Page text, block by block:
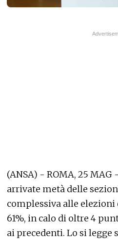
(ANSA) - ROMA, 25 MAG
arrivate metà delle
complessiva alle
61%, in calo di oltre 4
ai precedenti. Lo si legge